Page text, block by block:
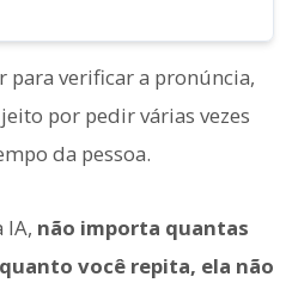
para verificar a pronúncia,
por pedir várias vezes
da pessoa.
IA, não importa quantas
você repita, ela não